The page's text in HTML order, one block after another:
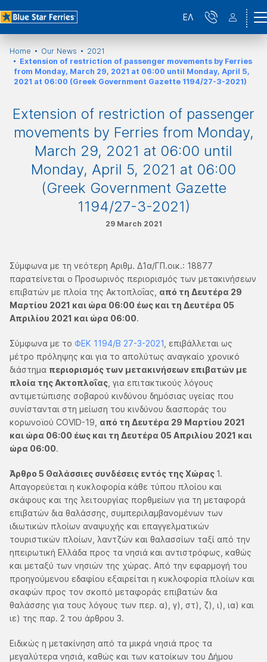
ΕΛ
Home Our News
2021
Extension of restriction of passenger movements by Ferries
from Monday, March 29, 2021 at 06:00 until Monday, April 5,
2021 at 06:00 (Greek Government Gazette 1194/27-3-2021)
Extension of restriction of passenger
movements by Ferries from Monday,
March 29, 2021 at 06:00 until
Monday, April 5, 2021 at 06:00
(Greek Government Gazette
1194/27-3-2021)
29 March 2021
Σύμφωνα με τη νεότερη Αριθμ. Δ1α/ΓΠ.οικ.: 18877
παρατείνεται ο Προσωρινός περιορισμός των μετακινήσεων
επιβατών με πλοία της Ακτοπλοΐας, από τη Δευτέρα 29
Μαρτίου 2021 και ώρα 06:00 έως και τη Δευτέρα 05
Απριλίου 2021 και ώρα 06:00.
Σύμφωνα με το ΦΕΚ 1194/Β 27-3-2021 , επιβάλλεται ως
μέτρο πρόληψης και για το απολύτως αναγκαίο χρονικό
διάστημα περιορισμός των μετακινήσεων επιβατών με
πλοία της Ακτοπλοΐας , για επιτακτικούς λόγους
αντιμετώπισης σοβαρού κινδύνου δημόσιας υγείας που
συνίστανται στη μείωση του κινδύνου διασποράς του
κορωνοϊού COVID-19, από τη Δευτέρα 29 Μαρτίου 2021
και ώρα 06:00 έως και τη Δευτέρα 05 Απριλίου 2021 και
ώρα 06:00.
Άρθρο 5 Θαλάσσιες συνδέσεις εντός της Χώρας 1.
Απαγορεύεται η κυκλοφορία κάθε τύπου πλοίου και
σκάφους και της λειτουργίας πορθμείων για τη μεταφορά
επιβατών δια θαλάσσης, συμπεριλαμβανομένων των
ιδιωτικών πλοίων αναψυχής και επαγγελματικών
τουριστικών πλοίων, λαντζών και θαλασσίων ταξί από την
ηπειρωτική Ελλάδα προς τα νησιά και αντιστρόφως, καθώς
και μεταξύ των νησιών της χώρας. Από την εφαρμογή του
προηγούμενου εδαφίου εξαιρείται η κυκλοφορία πλοίων και
σκαφών προς τον σκοπό μεταφοράς επιβατών δια
θαλάσσης για τους λόγους των περ. α), γ), στ), ζ), ι), ια) και
ιε) της παρ. 2 του άρθρου 3.
Ειδικώς η μετακίνηση από τα μικρά νησιά προς τα
μεγαλύτερα νησιά, καθώς και των κατοίκων του Δήμου